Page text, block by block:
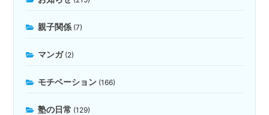
親子関係 (7)
マンガ(2)
モチベーション (166)
塾の日常 (129)